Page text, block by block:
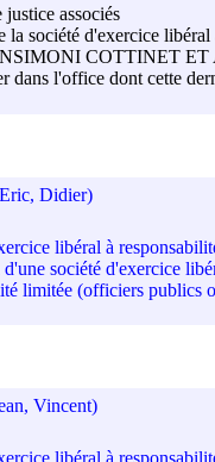
justice associés
la société d'exercice
COTTINET ET
dans l'office dont cette
Didier)
libéral à
société d'exercice
limitée (officiers publics
Vincent)
libéral à